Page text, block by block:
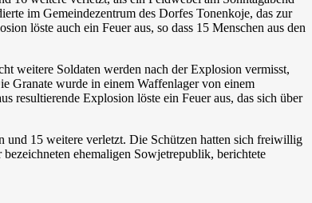
im Gemeindezentrum des Dorfes Tonenkoje, das zur
löste auch ein Feuer aus, so dass 15 Menschen aus den
weitere Soldaten werden nach der Explosion vermisst,
Granate wurde in einem Waffenlager von einem
resultierende Explosion löste ein Feuer aus, das sich über
und 15 weitere verletzt. Die Schützen hatten sich freiwillig
ehemaligen Sowjetrepublik, berichtete